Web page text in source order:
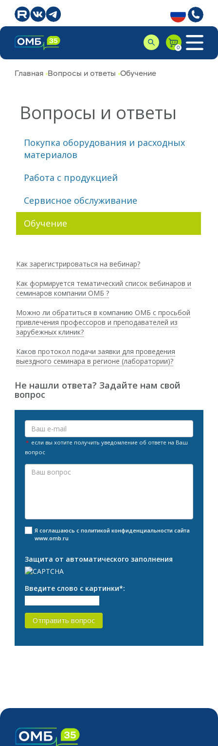
Главная Вопросы и ответы Обучение
Вопросы и ответы
Покупка оборудования и расходных
материалов
Работа с продукцией
Сервисное обслуживание
Обучение
Как зарегистрироваться на вебинар?
Как формируется тематический список вебинаров и
семинаров компании ОМБ ?
Можно ли обратиться в компанию ОМБ с просьбой
привлечения профессоров и преподавателей из
зарубежных клиник?
Каков протокол подачи заявки для проведения
выездного семинара в регионе (лаборатории)?
Не нашли ответа? Задайте нам свой
вопрос
если вы хотите получить уведомление об ответе на Ваш
вопрос
Я соглашаюсь с политикой конфиденциальности сайта
www.omb.ru
Защита от автоматического заполнения
Введите слово с картинки*: